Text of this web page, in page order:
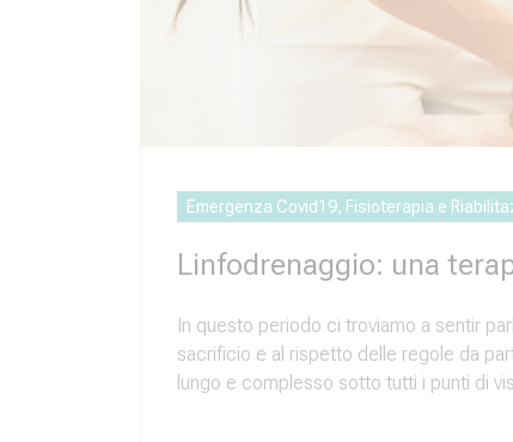
Emergenza Covid19, Fisioterapia e
Linfodrenaggio: una
In questo periodo ci troviamo a sentir
sacrificio e al rispetto delle regole da
lungo e complesso sotto tutti i punti di